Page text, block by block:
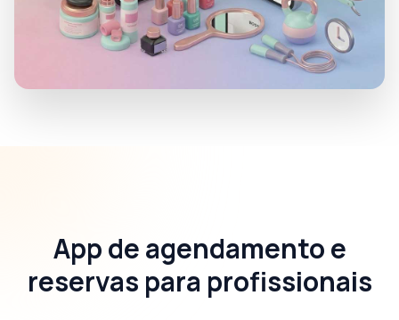
App de agendamento e
reservas para profissionais